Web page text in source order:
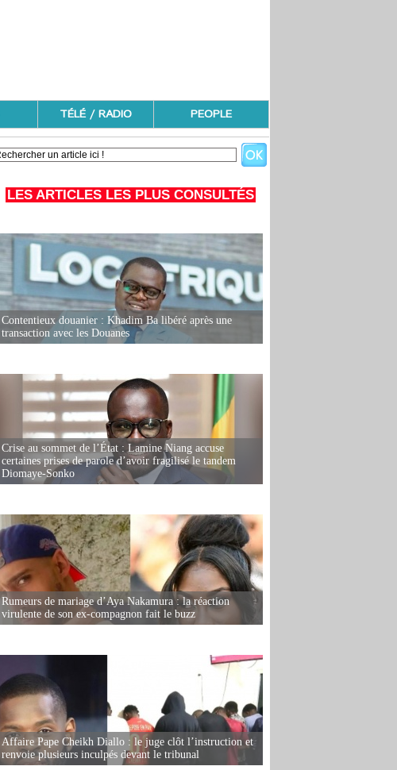
TÉLÉ / RADIO PEOPLE
LES ARTICLES LES PLUS CONSULTÉS
Contentieux douanier : Khadim Ba libéré après une
transaction avec les Douanes
Crise au sommet de l’État : Lamine Niang accuse
certaines prises de parole d’avoir fragilisé le tandem
Diomaye-Sonko
Rumeurs de mariage d’Aya Nakamura : la réaction
virulente de son ex-compagnon fait le buzz
Affaire Pape Cheikh Diallo : le juge clôt l’instruction et
renvoie plusieurs inculpés devant le tribunal